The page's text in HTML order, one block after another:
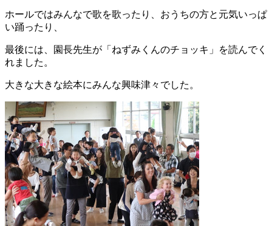
ホールではみんなで歌を歌ったり、おうちの方と元気いっぱ
い踊ったり、
最後には、園長先生が「ねずみくんのチョッキ」を読んでく
れました。
大きな大きな絵本にみんな興味津々でした。